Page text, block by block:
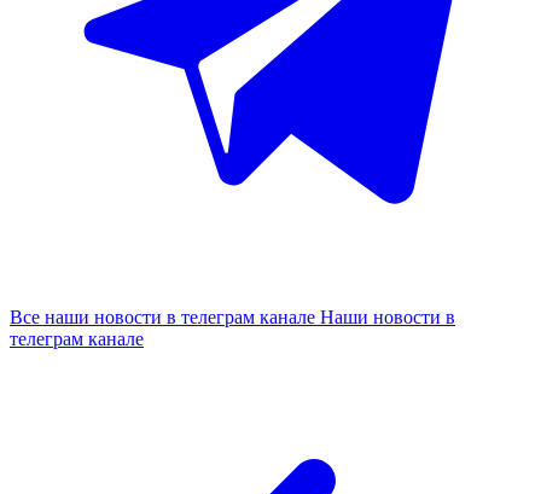
Все наши новости в телеграм канале Наши новости в
телеграм канале